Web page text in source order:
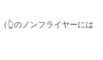
👆のノンフライヤーには